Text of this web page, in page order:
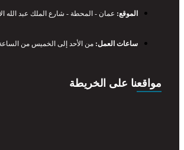
الموقع: عمان - المحطة - شارع الملك عبد الله الأول
ساعات العمل:من الأحد إلى الخميس من الساعة 8 إلى الساعة 4
مواقعنا على الخريطة